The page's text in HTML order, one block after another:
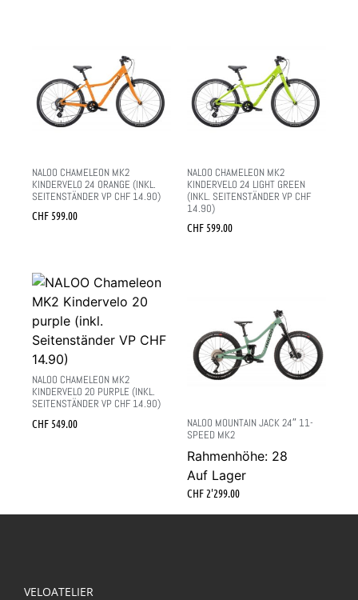
NALOO CHAMELEON MK2
KINDERVELO 24 ORANGE (INKL.
SEITENSTÄNDER VP CHF 14.90)
CHF 599.00
NALOO CHAMELEON MK2
KINDERVELO 24 LIGHT GREEN
(INKL. SEITENSTÄNDER VP CHF
14.90)
CHF 599.00
NALOO CHAMELEON MK2
KINDERVELO 20 PURPLE (INKL.
SEITENSTÄNDER VP CHF 14.90)
CHF 549.00
NALOO MOUNTAIN JACK 24″ 11-
SPEED MK2
Rahmenhöhe: 28
Auf Lager
CHF2'299.00
VELOATELIER